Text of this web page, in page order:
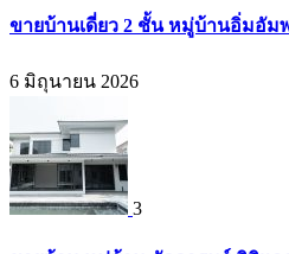
ขายบ้านเดี่ยว 2 ชั้น หมู่บ้านอิ่มอัม
6 มิถุนายน 2026
3